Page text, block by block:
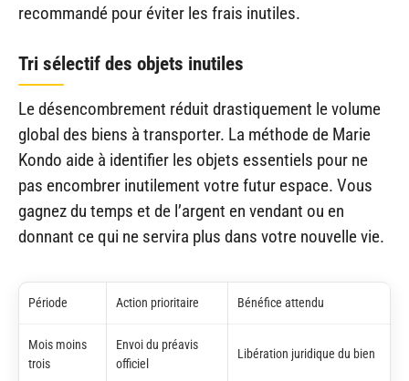
recommandé pour éviter les frais inutiles.
Tri sélectif des objets inutiles
Le désencombrement réduit drastiquement le volume
global des biens à transporter. La méthode de Marie
Kondo aide à identifier les objets essentiels pour ne
pas encombrer inutilement votre futur espace. Vous
gagnez du temps et de l’argent en vendant ou en
donnant ce qui ne servira plus dans votre nouvelle vie.
Période Action prioritaire Bénéfice attendu
Mois moins
trois
Envoi du préavis
officiel
Libération juridique du bien